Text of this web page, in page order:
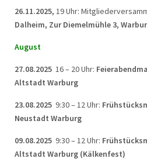
26.11.2025, 19 Uhr:
Dalheim, Zur Diemelmühle 3,
August
27.08.2025 16 – 20 Uhr:
Altstadt Warburg
23.08.2025 9:30 – 12 Uhr:
Neustadt Warburg
09.08.2025 9:30 – 12 Uhr:
Altstadt Warburg (Kälkenfest)